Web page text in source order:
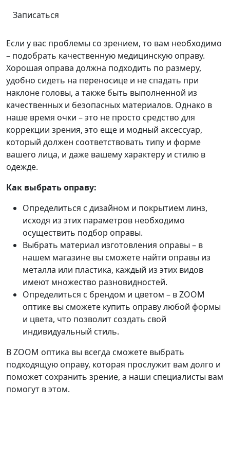
Записаться
Если у вас проблемы со зрением, то вам необходимо
– подобрать качественную медицинскую оправу.
Хорошая оправа должна подходить по размеру,
удобно сидеть на переносице и не спадать при
наклоне головы, а также быть выполненной из
качественных и безопасных материалов. Однако в
наше время очки – это не просто средство для
коррекции зрения, это еще и модный аксессуар,
который должен соответствовать типу и форме
вашего лица, и даже вашему характеру и стилю в
одежде.
Как выбрать оправу:
Определиться с дизайном и покрытием линз,
исходя из этих параметров необходимо
осуществить подбор оправы.
Выбрать материал изготовления оправы – в
нашем магазине вы сможете найти оправы из
металла или пластика, каждый из этих видов
имеют множество разновидностей.
Определиться с брендом и цветом – в ZOOM
оптике вы сможете купить оправу любой формы
и цвета, что позволит создать свой
индивидуальный стиль.
В ZOOM оптика вы всегда сможете выбрать
подходящую оправу, которая прослужит вам долго и
поможет сохранить зрение, а наши специалисты вам
помогут в этом.